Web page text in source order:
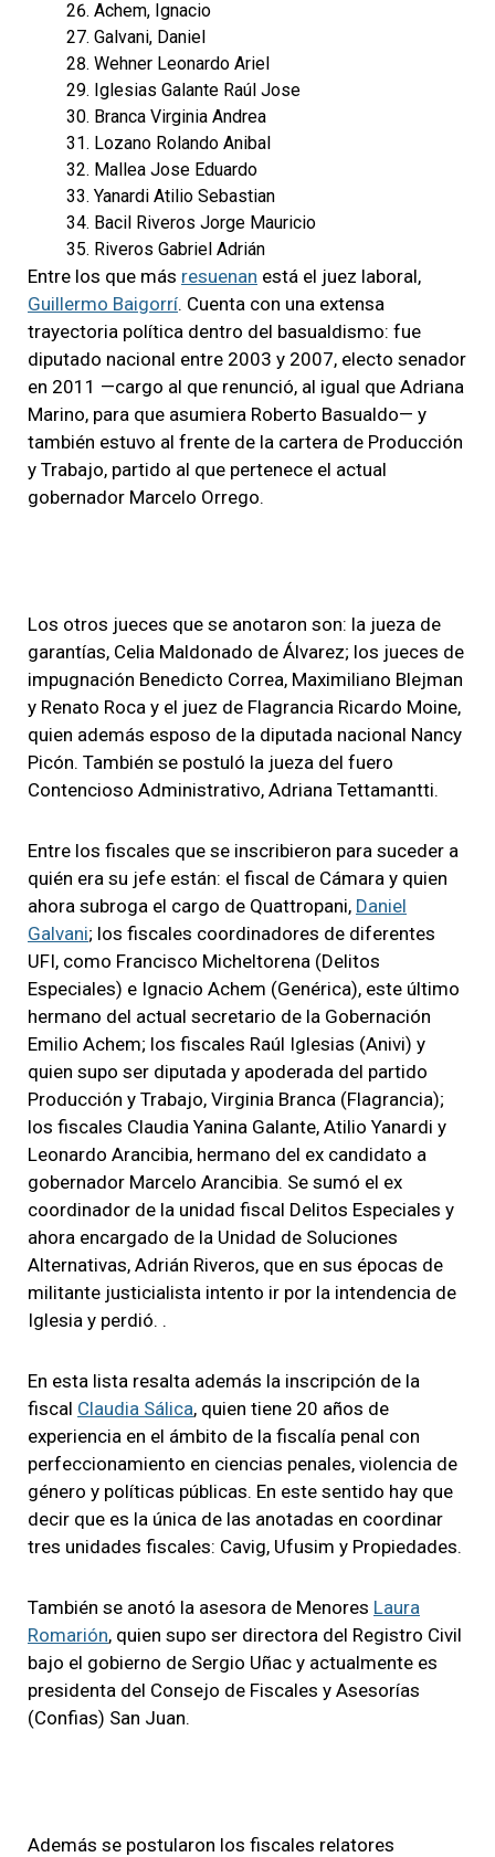
Achem, Ignacio
Galvani, Daniel
Wehner Leonardo Ariel
Iglesias Galante Raúl Jose
Branca Virginia Andrea
Lozano Rolando Anibal
Mallea Jose Eduardo
Yanardi Atilio Sebastian
Bacil Riveros Jorge Mauricio
Riveros Gabriel Adrián
Entre los que más resuenan está el juez laboral,
Guillermo Baigorrí. Cuenta con una extensa
trayectoria política dentro del basualdismo: fue
diputado nacional entre 2003 y 2007, electo senador
en 2011 —cargo al que renunció, al igual que Adriana
Marino, para que asumiera Roberto Basualdo— y
también estuvo al frente de la cartera de Producción
y Trabajo, partido al que pertenece el actual
gobernador Marcelo Orrego.
Los otros jueces que se anotaron son: la jueza de
garantías, Celia Maldonado de Álvarez; los jueces de
impugnación Benedicto Correa, Maximiliano Blejman
y Renato Roca y el juez de Flagrancia Ricardo Moine,
quien además esposo de la diputada nacional Nancy
Picón. También se postuló la jueza del fuero
Contencioso Administrativo, Adriana Tettamantti.
Entre los fiscales que se inscribieron para suceder a
quién era su jefe están: el fiscal de Cámara y quien
ahora subroga el cargo de Quattropani, Daniel
Galvani; los fiscales coordinadores de diferentes
UFI, como Francisco Micheltorena (Delitos
Especiales) e Ignacio Achem (Genérica), este último
hermano del actual secretario de la Gobernación
Emilio Achem; los fiscales Raúl Iglesias (Anivi) y
quien supo ser diputada y apoderada del partido
Producción y Trabajo, Virginia Branca (Flagrancia);
los fiscales Claudia Yanina Galante, Atilio Yanardi y
Leonardo Arancibia, hermano del ex candidato a
gobernador Marcelo Arancibia. Se sumó el ex
coordinador de la unidad fiscal Delitos Especiales y
ahora encargado de la Unidad de Soluciones
Alternativas, Adrián Riveros, que en sus épocas de
militante justicialista intento ir por la intendencia de
Iglesia y perdió. .
En esta lista resalta además la inscripción de la
fiscal Claudia Sálica, quien tiene 20 años de
experiencia en el ámbito de la fiscalía penal con
perfeccionamiento en ciencias penales, violencia de
género y políticas públicas. En este sentido hay que
decir que es la única de las anotadas en coordinar
tres unidades fiscales: Cavig, Ufusim y Propiedades.
También se anotó la asesora de Menores Laura
Romarión, quien supo ser directora del Registro Civil
bajo el gobierno de Sergio Uñac y actualmente es
presidenta del Consejo de Fiscales y Asesorías
(Confias) San Juan.
Además se postularon los fiscales relatores